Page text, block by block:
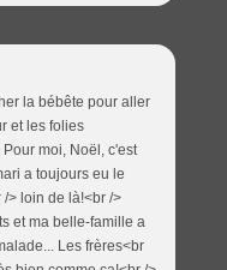
la bébête pour aller
et les folies
moi, Noël, c'est
a toujours eu le
> loin de là!<br />
et ma belle-famille a
Les frères<br